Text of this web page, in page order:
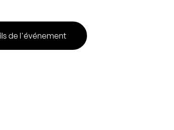
de l'événement